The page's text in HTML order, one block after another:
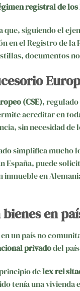
registral de los
siguiendo el
en el Registro de
documentos
(CSE),
acreditar en
sin necesidad
simplifica mucho
España, puede
en
en
un país no
privadodel
delex rei
tenía una